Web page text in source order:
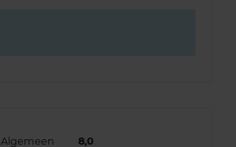
Algemeen 8,0